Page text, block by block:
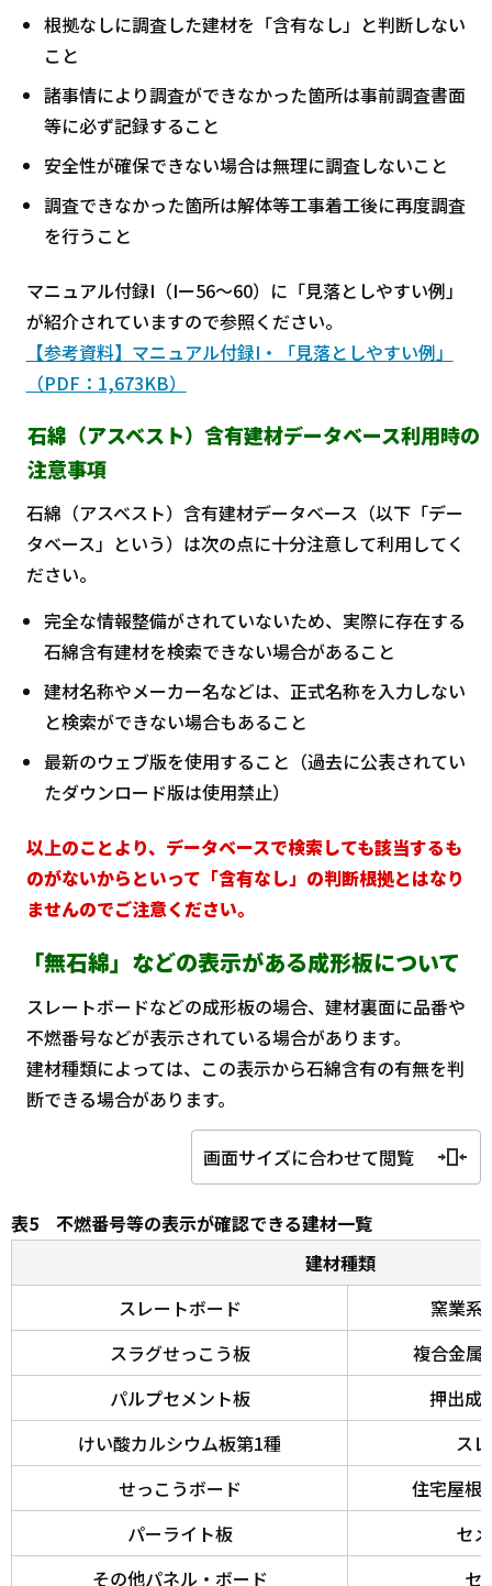
根拠なしに調査した建材を「含有なし」と判断しない
こと
諸事情により調査ができなかった箇所は事前調査書面
等に必ず記録すること
安全性が確保できない場合は無理に調査しないこと
調査できなかった箇所は解体等工事着工後に再度調査
を行うこと
マニュアル付録I（Iー56～60）に「見落としやすい例」
が紹介されていますので参照ください。
【参考資料】マニュアル付録I・「見落としやすい例」
（PDF：1,673KB）
石綿（アスベスト）含有建材データベース利用時の
注意事項
石綿（アスベスト）含有建材データベース（以下「デー
タベース」という）は次の点に十分注意して利用してく
ださい。
完全な情報整備がされていないため、実際に存在する
石綿含有建材を検索できない場合があること
建材名称やメーカー名などは、正式名称を入力しない
と検索ができない場合もあること
最新のウェブ版を使用すること（過去に公表されてい
たダウンロード版は使用禁止）
以上のことより、データベースで検索しても該当するも
のがないからといって「含有なし」の判断根拠とはなり
ませんのでご注意ください。
「無石綿」などの表示がある成形板について
スレートボードなどの成形板の場合、建材裏面に品番や
不燃番号などが表示されている場合があります。
建材種類によっては、この表示から石綿含有の有無を判
断できる場合があります。
画面サイズに合わせて閲覧
表5 不燃番号等の表示が確認できる建材一覧
建材種類
スレートボード
窯業系
スラグせっこう板
複合金属
パルプセメント板
押出成
けい酸カルシウム板第1種
ス
せっこうボード
住宅屋根
パーライト板
セ
その他パネル・ボード
セ